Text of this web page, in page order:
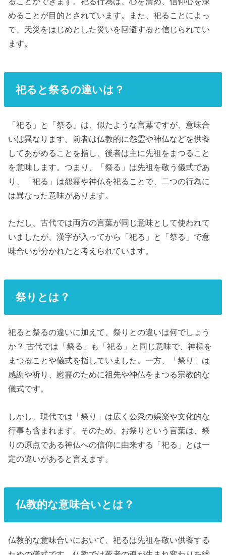
めることが目的とされています。また、祀ることによっ
て、天災をはじめとした災いを回避すると信じられてい
ます。
祀ると祭るの違いは？
「祀る」と「祭る」は、似たような言葉ですが、意味合
いは異なります。前者は仏教的に怨霊や神仏などを供養
してあがめることを指し、後者は主に先祖をまつること
を意味します。つまり、「祭る」は先祖を敬う儀式であ
り、「祀る」は怨霊や神仏を祀ることで、二つの行為に
は異なった意味があります。
ただし、古代では両方の言葉が同じ意味として使われて
いましたが、漢字が入ってから「祀る」と「祭る」で意
味合いが分かれたと考えられています。
祭りとは？
祀ると祭るの違いに加えて、祭りとの違いは何でしょう
か？ 古代では「祭る」も「祀る」と同じ意味で、神様を
まつることや儀式を指していました。一方、「祭り」は
感謝や祈り、慰霊のために祖先や神仏をまつる宗教的な
儀式です。
しかし、現代では「祭り」は広く公衆の娯楽や文化的な
行事も含まれます。そのため、お祭りという言葉は、祭
りの原点である神仏への信仰に由来する「祀る」とは一
定の違いがあると言えます。
仏教的な意味合いとは？
仏教的な意味合いにおいて、祀るは先祖を敬い供養する